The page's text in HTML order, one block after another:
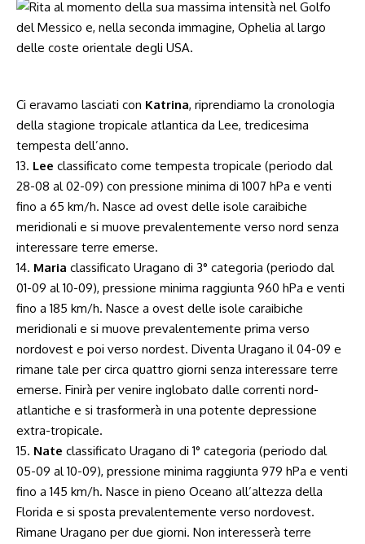
Ci eravamo lasciati con Katrina, riprendiamo la cronologia
della stagione tropicale atlantica da Lee, tredicesima
tempesta dell’anno.
13. Lee classificato come tempesta tropicale (periodo dal
28-08 al 02-09) con pressione minima di 1007 hPa e venti
fino a 65 km/h. Nasce ad ovest delle isole caraibiche
meridionali e si muove prevalentemente verso nord senza
interessare terre emerse.
14. Maria classificato Uragano di 3° categoria (periodo dal
01-09 al 10-09), pressione minima raggiunta 960 hPa e venti
fino a 185 km/h. Nasce a ovest delle isole caraibiche
meridionali e si muove prevalentemente prima verso
nordovest e poi verso nordest. Diventa Uragano il 04-09 e
rimane tale per circa quattro giorni senza interessare terre
emerse. Finirà per venire inglobato dalle correnti nord-
atlantiche e si trasformerà in una potente depressione
extra-tropicale.
15. Nate classificato Uragano di 1° categoria (periodo dal
05-09 al 10-09), pressione minima raggiunta 979 hPa e venti
fino a 145 km/h. Nasce in pieno Oceano all’altezza della
Florida e si sposta prevalentemente verso nordovest.
Rimane Uragano per due giorni. Non interesserà terre